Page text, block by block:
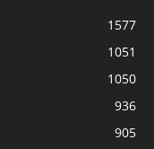
1577
1051
1050
936
905